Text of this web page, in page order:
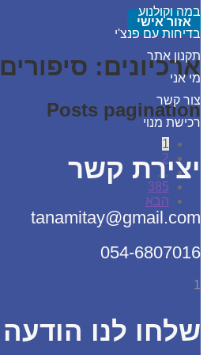
אזור אישי
ארכיונים: סיפורים
Posts pagination
1
2
…
385
הבא
במה וקולנוע
בדיחות עם פנצ'י
תקנון אתר
מי אני
צור קשר
רכישת מנוי
יצירת קשר
tanamitay@gmail.com
054-6807016
1
שלחו לנו הודעה